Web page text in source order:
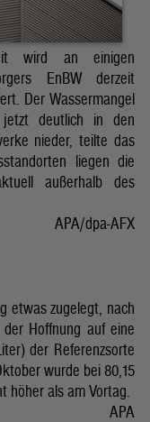
wird an einigen
EnBW derzeit
Der Wassermangel
deutlich in den
nieder, teilte das
liegen die
außerhalb des
APA/dpa-AFX
etwas zugelegt, nach
Hoffnung auf eine
der Referenzsorte
wurde bei 80,15
höher als am Vortag.
APA